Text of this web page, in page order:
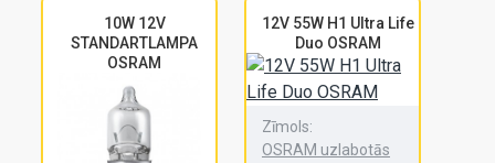
10W 12V
STANDARTLAMPA
OSRAM
12V 55W H1 Ultra Life
Duo OSRAM
Zīmols:
OSRAM uzlabotās